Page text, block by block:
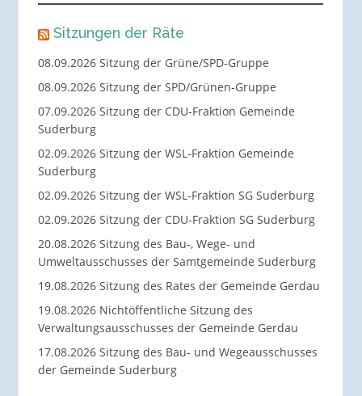
Sitzungen der Räte
08.09.2026 Sitzung der Grüne/SPD-Gruppe
08.09.2026 Sitzung der SPD/Grünen-Gruppe
07.09.2026 Sitzung der CDU-Fraktion Gemeinde
Suderburg
02.09.2026 Sitzung der WSL-Fraktion Gemeinde
Suderburg
02.09.2026 Sitzung der WSL-Fraktion SG Suderburg
02.09.2026 Sitzung der CDU-Fraktion SG Suderburg
20.08.2026 Sitzung des Bau-, Wege- und
Umweltausschusses der Samtgemeinde Suderburg
19.08.2026 Sitzung des Rates der Gemeinde Gerdau
19.08.2026 Nichtöffentliche Sitzung des
Verwaltungsausschusses der Gemeinde Gerdau
17.08.2026 Sitzung des Bau- und Wegeausschusses
der Gemeinde Suderburg